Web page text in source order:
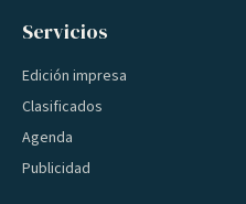
Servicios
Edición impresa
Clasificados
Agenda
Publicidad